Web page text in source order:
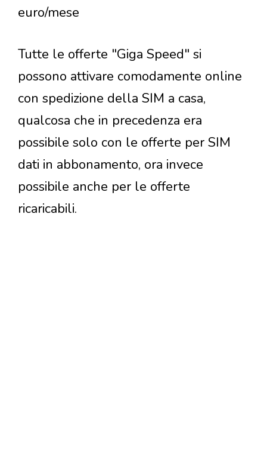
euro/mese
Tutte le offerte "Giga Speed" si
possono attivare comodamente online
con spedizione della SIM a casa,
qualcosa che in precedenza era
possibile solo con le offerte per SIM
dati in abbonamento, ora invece
possibile anche per le offerte
ricaricabili.